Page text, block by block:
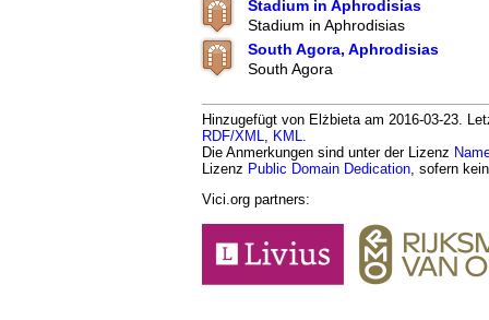
Stadium in Aphrodisias
Stadium in Aphrodisias
South Agora, Aphrodisias
South Agora
Hinzugefügt von Elżbieta am 2016-03-23.
RDF/XML
KML
Die Anmerkungen sind unter der Lizenz
Lizenz Public Domain Dedication , sofern
Vici.org partners: